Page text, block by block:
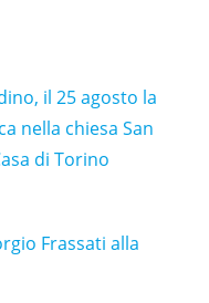
il 25 agosto la
nella chiesa San
di Torino
Frassati alla